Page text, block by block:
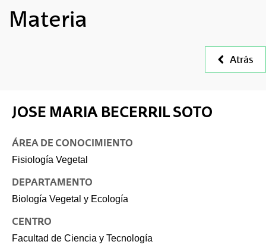
Materia
Atrás
JOSE MARIA BECERRIL SOTO
ÁREA DE CONOCIMIENTO
Fisiología Vegetal
DEPARTAMENTO
Biología Vegetal y Ecología
CENTRO
Facultad de Ciencia y Tecnología